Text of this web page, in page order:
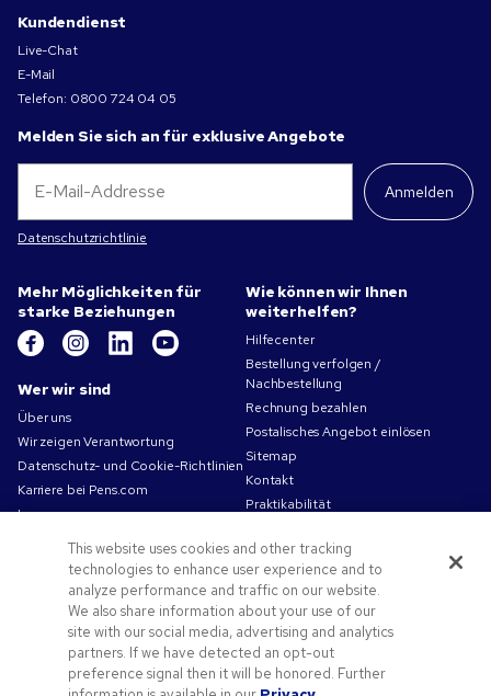
Kundendienst
Live-Chat
E-Mail
Telefon: 0800 724 04 05
Melden Sie sich an für exklusive Angebote
Anmelden
Datenschutzrichtlinie
Mehr Möglichkeiten für
starke Beziehungen
Wer wir sind
Über uns
Wir zeigen Verantwortung
Datenschutz- und Cookie-Richtlinien
Karriere bei Pens.com
Impressum
Nutzungsbedingungen
Verkaufsbedingungen
Angebote und Ressourcen
Angebotscodes und Gutscheine
Werbeartikel
Druckvorlagen-Tipps
Wie können wir Ihnen
weiterhelfen?
Hilfecenter
Bestellung verfolgen /
Nachbestellung
Rechnung bezahlen
Postalisches Angebot einlösen
Sitemap
Kontakt
Praktikabilität
This website uses cookies and other tracking
technologies to enhance user experience and to
analyze performance and traffic on our website.
We also share information about your use of our
site with our social media, advertising and analytics
partners. If we have detected an opt-out
preference signal then it will be honored. Further